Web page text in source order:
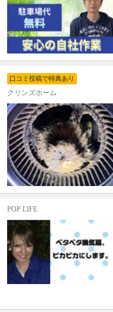
口コミ投稿で特典あり
クリンズホーム
POP LIFE